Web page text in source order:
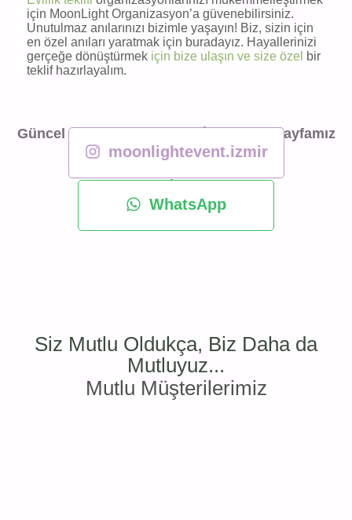
için MoonLight Organizasyon’a güvenebilirsiniz.
Unutulmaz anılarınızı bizimle yaşayın! Biz, sizin için
en özel anıları yaratmak için buradayız. Hayallerinizi
gerçeğe dönüştürmek için bize ulaşın ve size özel bir
teklif hazırlayalım.
Güncel Konseptlerimiz için İnstagram Sayfamız
moonlightevent.izmir
Detaylı Bilgi İçin WhatsApp
WhatsApp
Siz Mutlu Oldukça, Biz Daha da
Mutluyuz...
Mutlu Müşterilerimiz